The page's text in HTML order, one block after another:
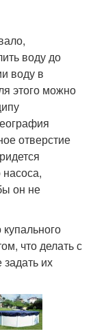
воду до
воду в
этого можно
отверстие
он не
что делать с
их